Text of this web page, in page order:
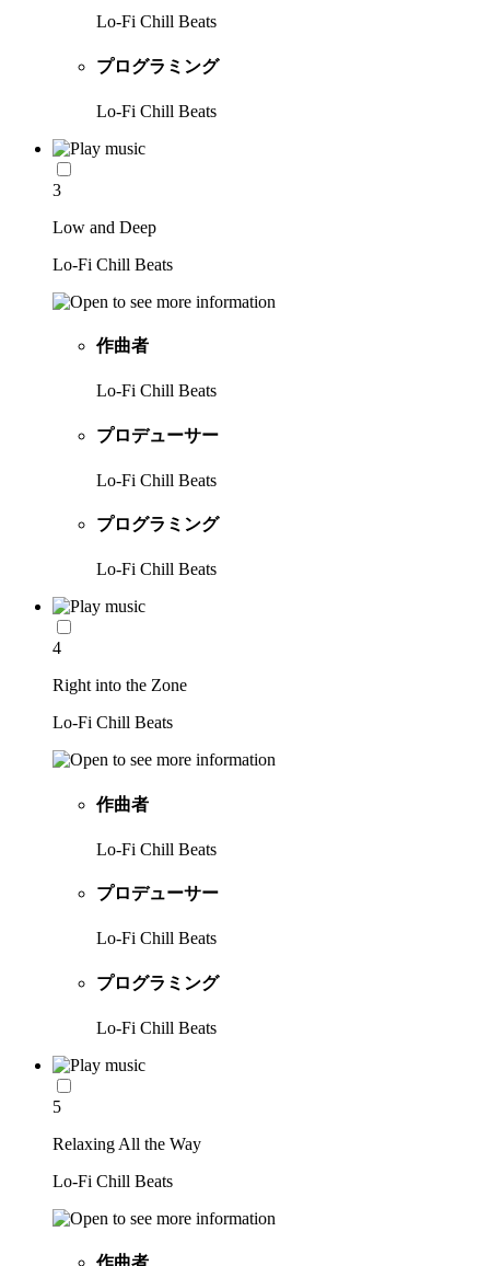
Lo-Fi Chill Beats
プログラミング
Lo-Fi Chill Beats
3
Low and Deep
Lo-Fi Chill Beats
作曲者
Lo-Fi Chill Beats
プロデューサー
Lo-Fi Chill Beats
プログラミング
Lo-Fi Chill Beats
4
Right into the Zone
Lo-Fi Chill Beats
作曲者
Lo-Fi Chill Beats
プロデューサー
Lo-Fi Chill Beats
プログラミング
Lo-Fi Chill Beats
5
Relaxing All the Way
Lo-Fi Chill Beats